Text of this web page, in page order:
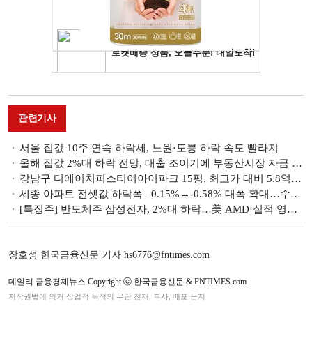
관련기사
서울 집값 10주 연속 하락세, 노원·도봉 하락 속도 빨라져
올해 집값 2%대 하락 전망, 대출 조이기에 부동산시장 자금 유입 줄어
강남구 디에이치퍼스티어아이파크 15평, 최고가 대비 5.8억원 하락
세종 아파트 전셋값 하락폭 –0.15%→-0.58% 대폭 확대…수도권 매매 낙폭 확대
[특징주] 반도체주 삼성전자, 2%대 하락…美 AMD·실적 영향 약세
장호성 한국금융신문 기자 hs6776@fntimes.com
데일리 금융경제뉴스 Copyright ⓒ 한국금융신문 & FNTIMES.com
저작권법에 의거 상업적 목적의 무단 전재, 복사, 배포 금지